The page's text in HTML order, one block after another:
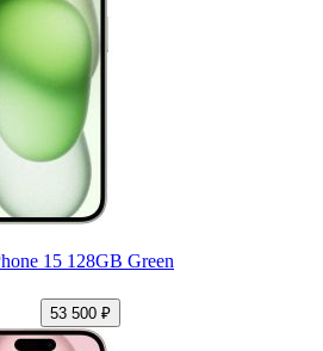
15 128GB Green
53 500 ₽